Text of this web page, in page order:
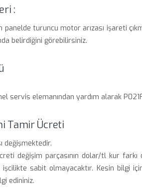
:
ön panelde turuncu motor arızası işareti
belirdiğini görebilirsiniz.
servis elemanından yardım alarak
Tamir Ücreti
değişmektedir.
değişim parçasının dolar/tl kur farkı
işcilikte sabit olmayacaktır. Kesin bilgi
edininiz.